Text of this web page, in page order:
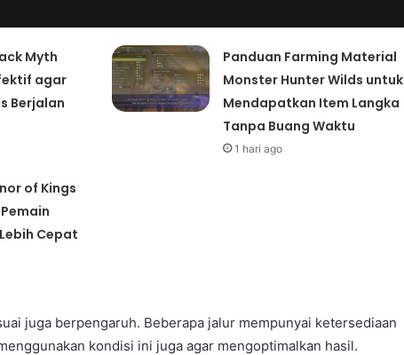
Myth
agar
Berjalan
Panduan Farming Material
Monster Hunter Wilds untuk
Mendapatkan Item Langka
Tanpa Buang Waktu
1 hari ago
of Kings
Cepat
juga berpengaruh. Beberapa jalur mempunyai ketersediaan
kondisi ini juga agar mengoptimalkan hasil.